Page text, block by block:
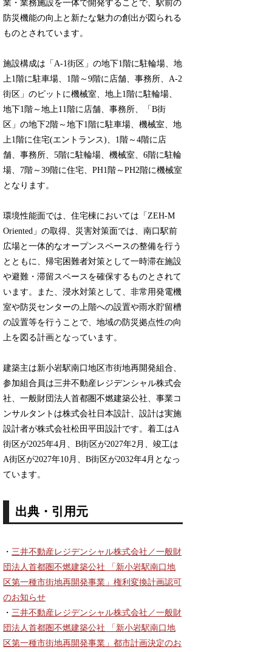
業・業務施設を一体で開発することで、駅前の
防災機能の向上と新たな魅力の創出が図られる
ものとされています。
施設構成は「A-1街区」の地下1階に駐輪場、地
上1階に駐車場、1階～9階に店舗、事務所、A-2
街区」のピットに機械室、地上1階に駐輪場、
地下1階～地上11階に店舗、事務所、「B街
区」の地下2階～地下1階に駐車場、機械室、地
上1階に住宅(エントランス)、1階～4階に店
舗、事務所、5階に駐輪場、機械室、6階に駐輪
場、7階～39階に住宅、PH1階～PH2階に機械室
となります。
環境性能面では、住宅棟においては「ZEH-M
Oriented」の取得、災害対策面では、南口駅前
広場と一体的なオープンスペースの整備を行う
とともに、帰宅困難者対策として一時滞在施設
や避難・滞留スペースを確保するものとされて
います。また、浸水対策として、非常用発電機
室や防災センターの上階への設置や雨水貯留槽
の設置等を行うことで、地域の防災拠点性の向
上を図る計画となっています。
建築主は新小岩駅南口地区市街地再開発組合、
参加組合員は三井不動産レジデンシャル株式会
社、一般財団法人首都圏不燃建築公社、事業コ
ンサルタントは株式会社日本設計、設計は実施
設計者が株式会社松田平田設計です。着工はA
街区が2025年4月、B街区が2027年2月、竣工は
A街区が2027年10月、B街区が2032年4月となっ
ています。
出典・引用元
・ 三井不動産レジデンシャル株式会社／一般財
団法人首都圏不燃建築公社 「新小岩駅南口地
区第一種市街地再開発事業」権利変換計画認可
のお知らせ
・ 三井不動産レジデンシャル株式会社／一般財
団法人首都圏不燃建築公社 「新小岩駅南口地
区第一種市街地再開発事業」都市計画決定のお